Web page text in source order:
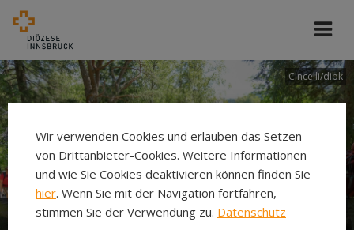
Cincelli/dibk
Wir verwenden Cookies und erlauben das Setzen
von Drittanbieter-Cookies. Weitere Informationen
und wie Sie Cookies deaktivieren können finden Sie
hier. Wenn Sie mit der Navigation fortfahren,
stimmen Sie der Verwendung zu. Datenschutz